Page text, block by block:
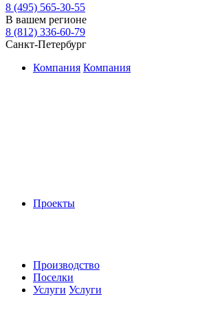
8 (495) 565-30-55
В вашем регионе
8 (812) 336-60-79
Санкт-Петербург
Компания Компания
Проекты
Производство
Поселки
Услуги Услуги